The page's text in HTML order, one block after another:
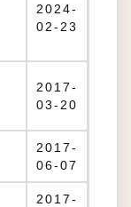
2024-
02-23
2017-
03-20
2017-
06-07
2017-